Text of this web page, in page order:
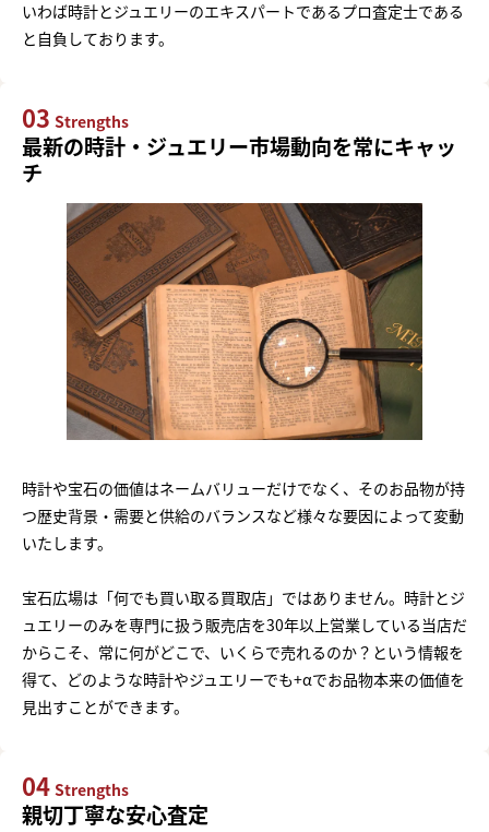
いわば時計とジュエリーのエキスパートであるプロ査定士である
と自負しております。
03 Strengths
最新の時計・ジュエリー市場動向を常にキャッ
チ
時計や宝石の価値はネームバリューだけでなく、そのお品物が持
つ歴史背景・需要と供給のバランスなど様々な要因によって変動
いたします。
宝石広場は「何でも買い取る買取店」ではありません。時計とジ
ュエリーのみを専門に扱う販売店を30年以上営業している当店だ
からこそ、常に何がどこで、いくらで売れるのか？という情報を
得て、どのような時計やジュエリーでも+αでお品物本来の価値を
見出すことができます。
04 Strengths
親切丁寧な安心査定